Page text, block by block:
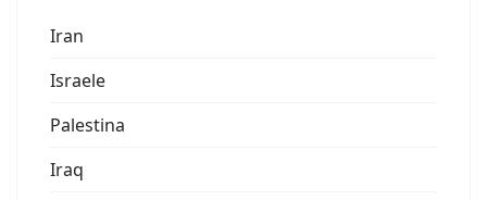
Iran
Israele
Palestina
Iraq